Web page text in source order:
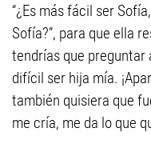
“¿Es más fácil ser
Sofía?”, para que ella
tendrías que preguntar
difícil ser hija mía.
también quisiera que
me cría, me da lo que